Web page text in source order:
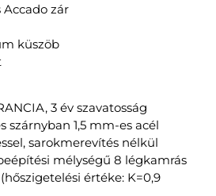
Accado zár
küszöb
3 év szavatosság
szárnyban 1,5 mm-es acél
sarokmerevítés nélkül
mélységű 8 légkamrás
értéke: K=0,9